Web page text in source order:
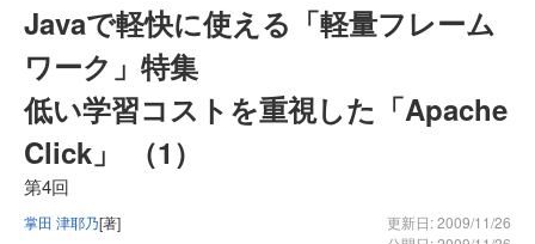
Javaで軽快に使える「軽量フレーム
ワーク」特集
低い学習コストを重視した「Apache
Click」 （1）
第4回
掌田 津耶乃[著]
更新日: 2009/11/26